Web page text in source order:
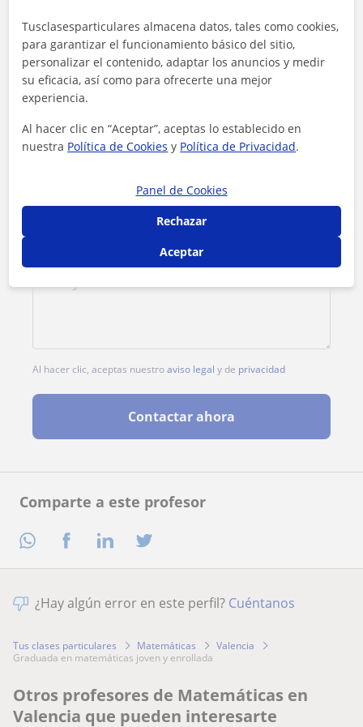
Comparte a este profesor
Tarifa 15€/h
1ª clase gratis
Al hacer clic, aceptas nuestroaviso legal y de privacidad
Contactar ahora
¿Hay algún error en este perfil? Cuéntanos
Tus clases particulares Matemáticas
Valencia
graduada en matemáticas joven y enrollada
Otros profesores de Matemáticas en
Valencia que pueden interesarte
Tusclasesparticulares almacena datos, tales como cookies,
para garantizar el funcionamiento básico del sitio,
personalizar el contenido, adaptar los anuncios y medir
su eficacia, así como para ofrecerte una mejor
experiencia.
Al hacer clic en “Aceptar”, aceptas lo establecido en
nuestra Política de Cookies y Política de Privacidad.
Panel de Cookies
Rechazar
Aceptar